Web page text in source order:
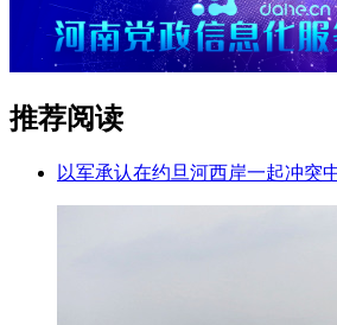
推荐阅读
以军承认在约旦河西岸一起冲突